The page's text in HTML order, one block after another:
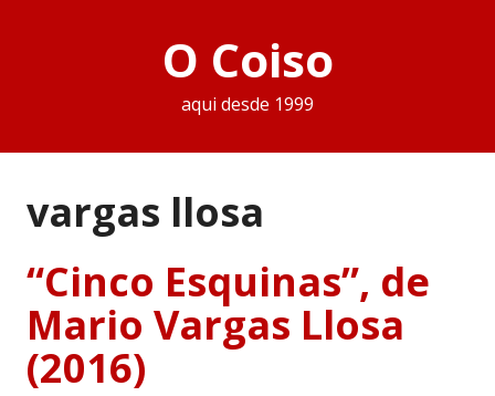
O Coiso
aqui desde 1999
vargas llosa
“Cinco Esquinas”, de
Mario Vargas Llosa
(2016)